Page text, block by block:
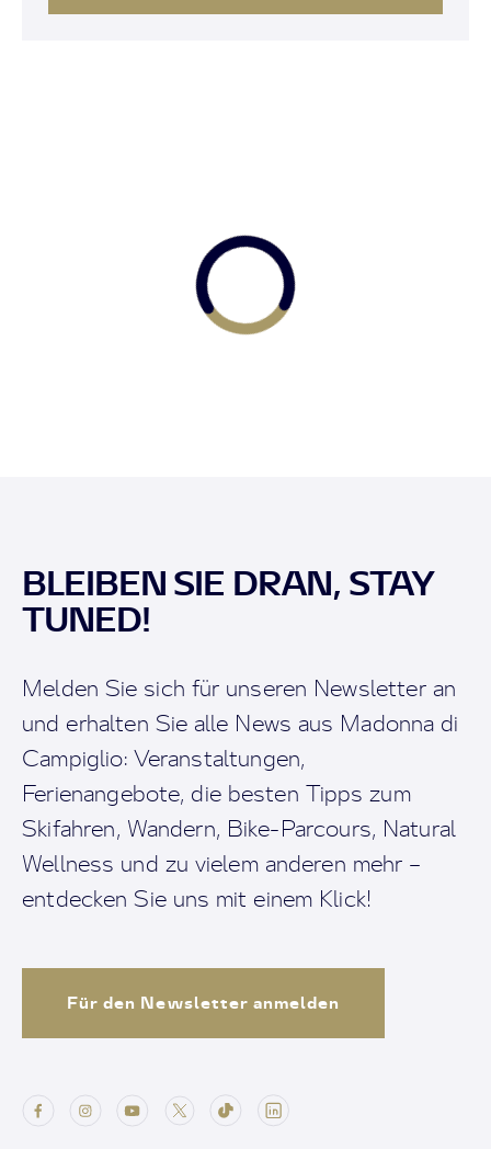
BLEIBEN SIE DRAN, STAY
TUNED!
Melden Sie sich für unseren Newsletter an
und erhalten Sie alle News aus Madonna di
Campiglio: Veranstaltungen,
Ferienangebote, die besten Tipps zum
Skifahren, Wandern, Bike-Parcours, Natural
Wellness und zu vielem anderen mehr –
entdecken Sie uns mit einem Klick!
Für den Newsletter anmelden